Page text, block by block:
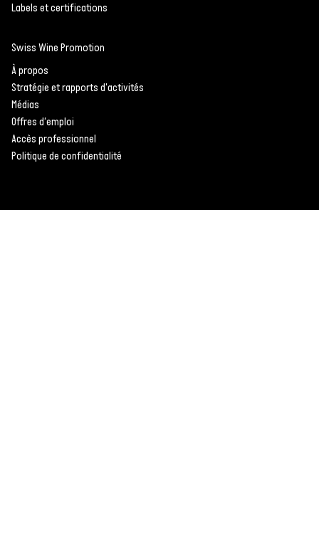
Labels et certifications
Swiss Wine Promotion
À propos
Stratégie et rapports d'activités
Médias
Offres d'emploi
Accès professionnel
Politique de confidentialité